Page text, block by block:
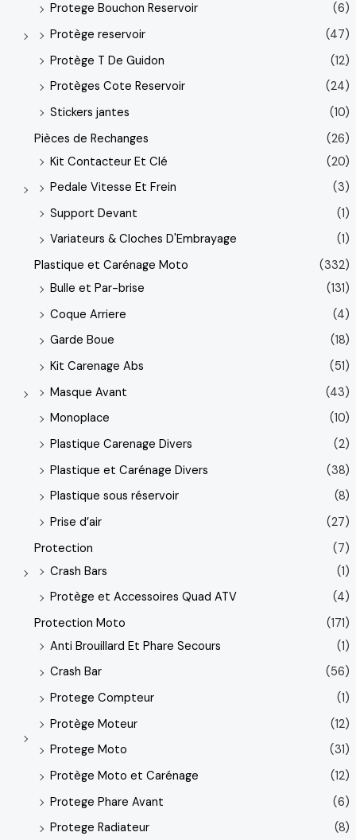
Protege Bouchon Reservoir
(6)
Protège reservoir
(47)
Protège T De Guidon
(12)
Protèges Cote Reservoir
(24)
Stickers jantes
(10)
Pièces de Rechanges
(26)
Kit Contacteur Et Clé
(20)
Pedale Vitesse Et Frein
(3)
Support Devant
(1)
Variateurs & Cloches D'Embrayage
(1)
Plastique et Carénage Moto
(332)
Bulle et Par-brise
(131)
Coque Arriere
(4)
Garde Boue
(18)
Kit Carenage Abs
(51)
Masque Avant
(43)
Monoplace
(10)
Plastique Carenage Divers
(2)
Plastique et Carénage Divers
(38)
Plastique sous réservoir
(8)
Prise d’air
(27)
Protection
(7)
Crash Bars
(1)
Protège et Accessoires Quad ATV
(4)
Protection Moto
(171)
Anti Brouillard Et Phare Secours
(1)
Crash Bar
(56)
Protege Compteur
(1)
Protège Moteur
(12)
Protege Moto
(31)
Protège Moto et Carénage
(12)
Protege Phare Avant
(6)
Protege Radiateur
(8)